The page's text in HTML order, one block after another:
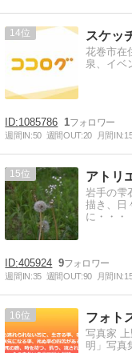
14 スケッ
花巻市在
泉、イベ
1085786 1
週間IN:50 週間OUT:20 月間IN:
15 アトリ
岩手の雫
描き、日
に・・・
405924 9
週間IN:35 週間OUT:90 月間IN:
16 フォト
写真家
明」写真